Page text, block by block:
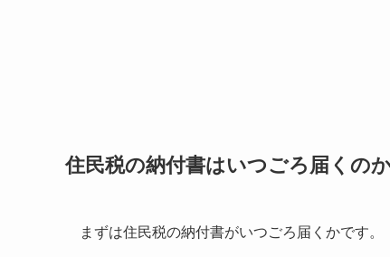
住民税の納付書はいつごろ届くの
まずは住民税の納付書がいつごろ届くかです。